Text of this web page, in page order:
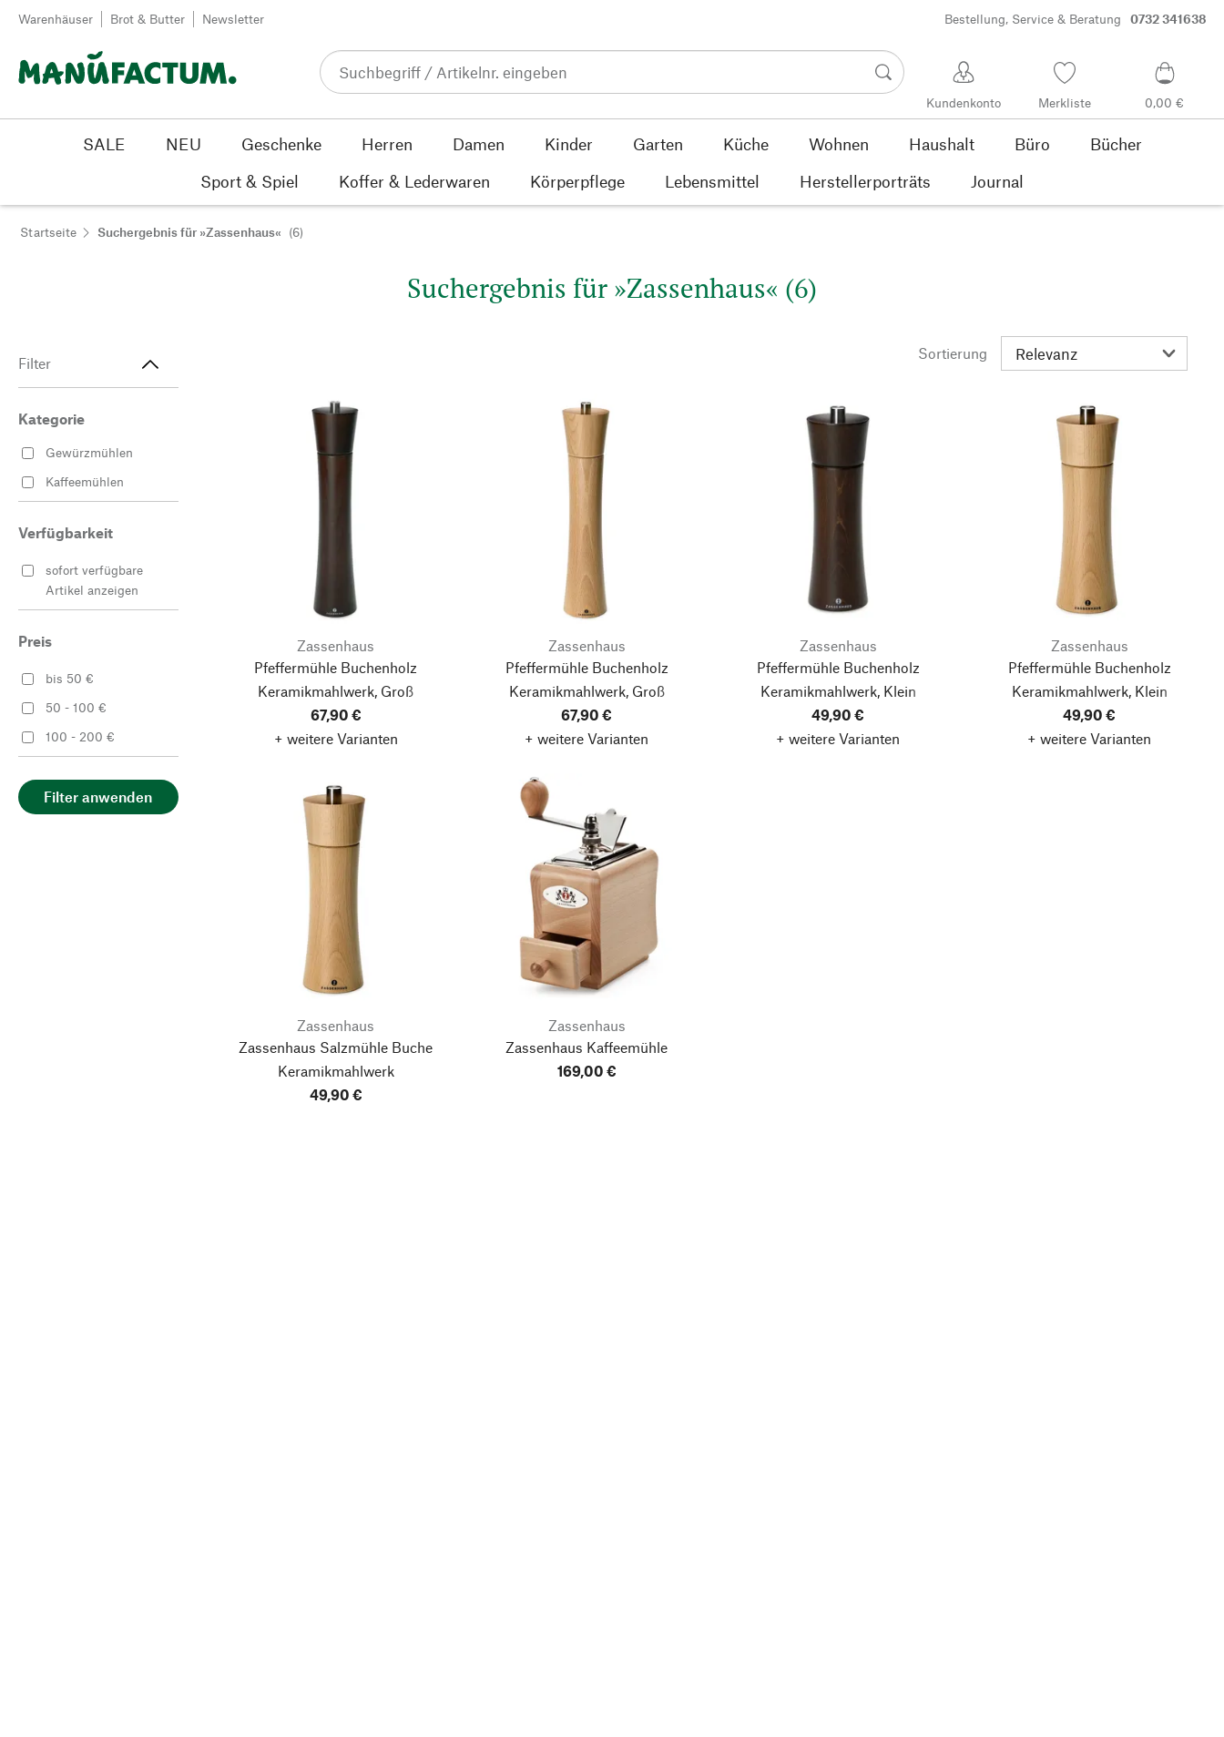
Zum Inhalt springen
Warenhäuser Brot & Butter Newsletter Bestellung, Service & Beratung 0732 341638
Kundenkonto Merkliste 0,00 €
SALE NEU Geschenke Herren Damen Kinder Garten Küche Wohnen Haushalt Büro
Bücher
Sport & Spiel
Koffer & Lederwaren Körperpflege Lebensmittel Herstellerporträts Journal
Startseite Suchergebnis für »Zassenhaus« (6)
Suchergebnis für »Zassenhaus« (6)
Filter
Kategorie
Gewürzmühlen
Kaffeemühlen
Verfügbarkeit
sofort verfügbare
Artikel anzeigen
Preis
bis 50 €
50 - 100 €
100 - 200 €
Filter anwenden
Sortierung
Zassenhaus
Pfeffermühle Buchenholz
Keramikmahlwerk, Groß
67,90 €
+ weitere Varianten
Zassenhaus
Pfeffermühle Buchenholz
Keramikmahlwerk, Groß
67,90 €
+ weitere Varianten
Zassenhaus
Pfeffermühle Buchenholz
Keramikmahlwerk, Klein
49,90 €
+ weitere Varianten
Zassenhaus
Pfeffermühle Buchenholz
Keramikmahlwerk, Klein
49,90 €
+ weitere Varianten
Zassenhaus
Zassenhaus Salzmühle Buche
Keramikmahlwerk
49,90 €
Zassenhaus
Zassenhaus Kaffeemühle
169,00 €